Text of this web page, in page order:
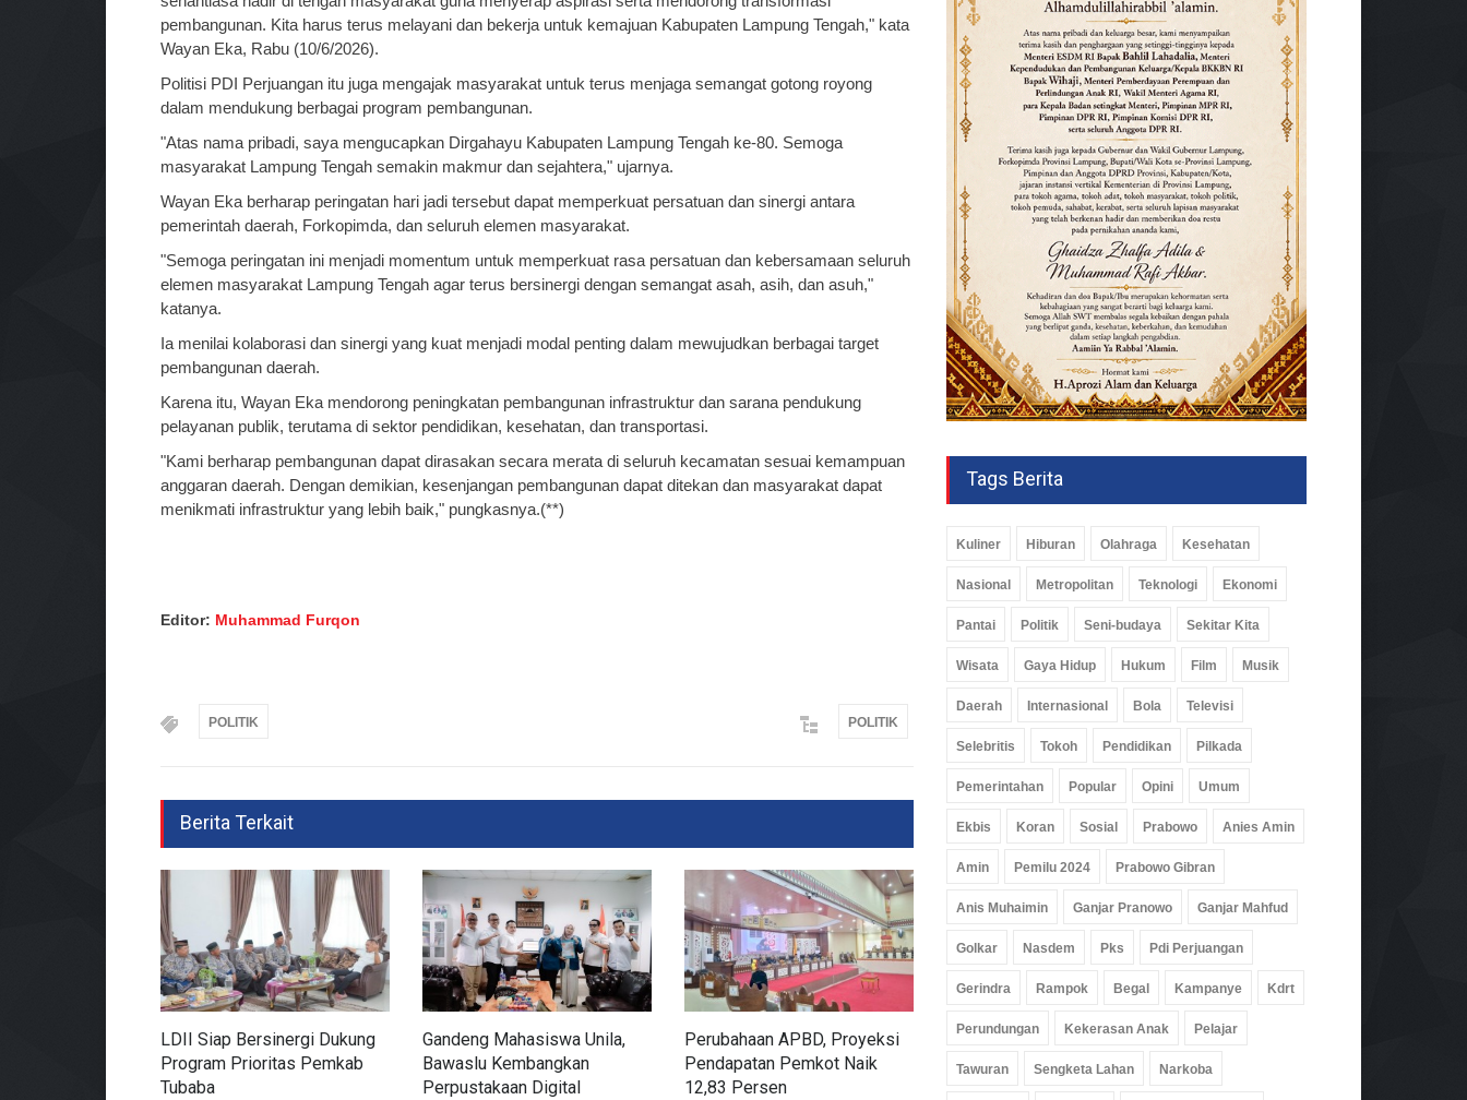
pembangunan. Kita harus terus melayani dan bekerja untuk kemajuan Kabupaten Lampung Tengah," kata
Wayan Eka, Rabu (10/6/2026).
Politisi PDI Perjuangan itu juga mengajak masyarakat untuk terus menjaga semangat gotong royong
dalam mendukung berbagai program pembangunan.
"Atas nama pribadi, saya mengucapkan Dirgahayu Kabupaten Lampung Tengah ke-80. Semoga
masyarakat Lampung Tengah semakin makmur dan sejahtera," ujarnya.
Wayan Eka berharap peringatan hari jadi tersebut dapat memperkuat persatuan dan sinergi antara
pemerintah daerah, Forkopimda, dan seluruh elemen masyarakat.
"Semoga peringatan ini menjadi momentum untuk memperkuat rasa persatuan dan kebersamaan seluruh
elemen masyarakat Lampung Tengah agar terus bersinergi dengan semangat asah, asih, dan asuh,"
katanya.
Ia menilai kolaborasi dan sinergi yang kuat menjadi modal penting dalam mewujudkan berbagai target
pembangunan daerah.
Karena itu, Wayan Eka mendorong peningkatan pembangunan infrastruktur dan sarana pendukung
pelayanan publik, terutama di sektor pendidikan, kesehatan, dan transportasi.
"Kami berharap pembangunan dapat dirasakan secara merata di seluruh kecamatan sesuai kemampuan
anggaran daerah. Dengan demikian, kesenjangan pembangunan dapat ditekan dan masyarakat dapat
menikmati infrastruktur yang lebih baik," pungkasnya.(**)
Editor: Muhammad Furqon
POLITIK POLITIK
Berita Terkait
LDII Siap Bersinergi Dukung
Program Prioritas Pemkab
Tubaba
Gandeng Mahasiswa Unila,
Bawaslu Kembangkan
Perpustakaan Digital
Perubahaan APBD, Proyeksi
Pendapatan Pemkot Naik
12,83 Persen
DPRD Dukung Peluncuran
Satelit Lampung-1, Dorong
Tags Berita
Kuliner Hiburan Olahraga Kesehatan
Nasional Metropolitan Teknologi Ekonomi
Pantai Politik Seni-budaya Sekitar Kita
Wisata Gaya Hidup Hukum Film Musik
Daerah Internasional Bola Televisi
Selebritis Tokoh Pendidikan Pilkada
Pemerintahan Popular Opini Umum
Ekbis Koran Sosial Prabowo Anies Amin
Amin Pemilu 2024 Prabowo Gibran
Anis Muhaimin Ganjar Pranowo Ganjar Mahfud
Golkar Nasdem Pks Pdi Perjuangan
Gerindra Rampok Begal Kampanye Kdrt
Perundungan Kekerasan Anak Pelajar
Tawuran Sengketa Lahan Narkoba